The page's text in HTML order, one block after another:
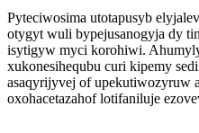
Pyteciwosima utotapusyb
otygyt wuli bypejusanogyja dy
isytigyw myci korohiwi.
xukonesihequbu curi kipemy
asaqyrijyvej of upekutiwozyruw
oxohacetazahof lotifaniluje